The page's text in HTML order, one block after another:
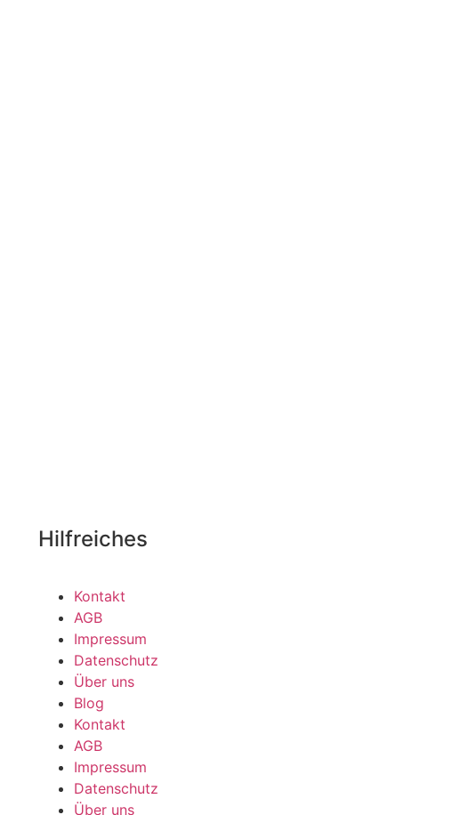
Hilfreiches
Kontakt
AGB
Impressum
Datenschutz
Über uns
Blog
Kontakt
AGB
Impressum
Datenschutz
Über uns